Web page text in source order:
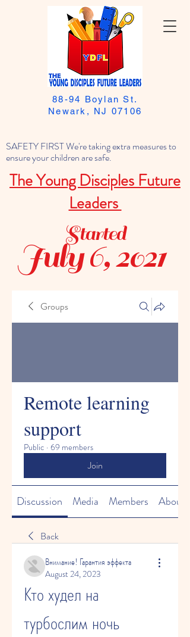
SAFETY FIRST We're taking extra measures to
ensure your children are safe.
The Young Disciples Future
Leaders
88-94 Boylan St.
Newark, NJ 07106
July 6, 2021
Started
Groups
Remote learning
support
Public · 69 members
Join
Discussion Media Members About
Back
Внимание! Гарантия эффекта
August 24, 2023
Кто худел на
турбослим ночь